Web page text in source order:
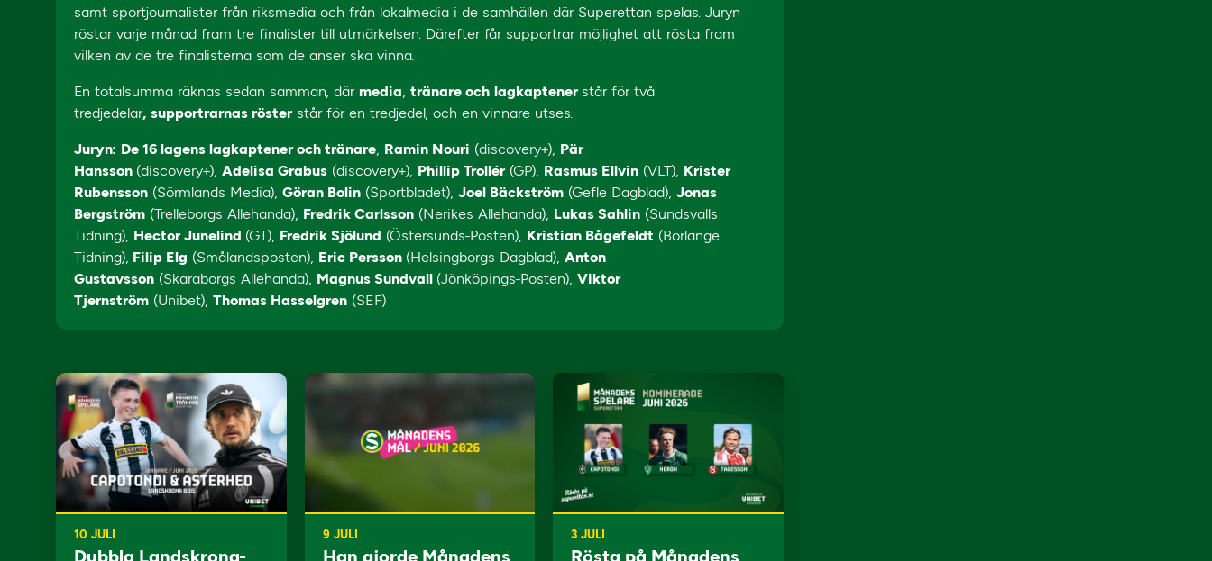
samt sportjournalister från riksmedia och från lokalmedia i de samhällen där Superettan spelas. Juryn
röstar varje månad fram tre finalister till utmärkelsen. Därefter får supportrar möjlighet att rösta fram
vilken av de tre finalisterna som de anser ska vinna.
En totalsumma räknas sedan samman, där media, tränare och lagkaptener står för två
tredjedelar, supportrarnas rösterstår för en tredjedel, och en vinnare utses.
Juryn: De 16 lagens lagkaptener och tränare, Ramin Nouri (discovery+), Pär
Hansson (discovery+), Adelisa Grabus (discovery+), Phillip Trollér(GP), Rasmus Ellvin (VLT), Krister
Rubensson (Sörmlands Media), Göran Bolin (Sportbladet), Joel Bäckström (Gefle Dagblad), Jonas
Bergström (Trelleborgs Allehanda), Fredrik Carlsson (Nerikes Allehanda), Lukas Sahlin (Sundsvalls
Tidning), Hector Junelind (GT), Fredrik Sjölund (Östersunds-Posten), Kristian Bågefeldt (Borlänge
Tidning), Filip Elg (Smålandsposten), Eric Persson (Helsingborgs Dagblad), Anton
Gustavsson (Skaraborgs Allehanda), Magnus Sundvall (Jönköpings-Posten), Viktor
Tjernström (Unibet), Thomas Hasselgren (SEF)
10 JULI
Dubbla Landskrona-
9 JULI
Han gjorde Månadens
3 JULI
Rösta på Månadens